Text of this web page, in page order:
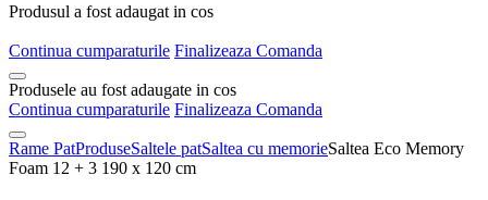
Produsul a fost adaugat in cos
Continua cumparaturile Finalizeaza Comanda
Produsele au fost adaugate in cos
Continua cumparaturile Finalizeaza Comanda
Rame PatProduseSaltele patSaltea cu memorieSaltea Eco Memory
Foam 12 + 3 190 x 120 cm